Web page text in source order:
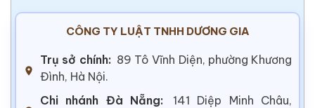
CÔNG TY LUẬT TNHH DƯƠNG GIA
Trụ sở chính: 89 Tô Vĩnh Diện, phường Khương
Đình, Hà Nội.
Chi nhánh Đà Nẵng:
141 Diệp Minh Châu,